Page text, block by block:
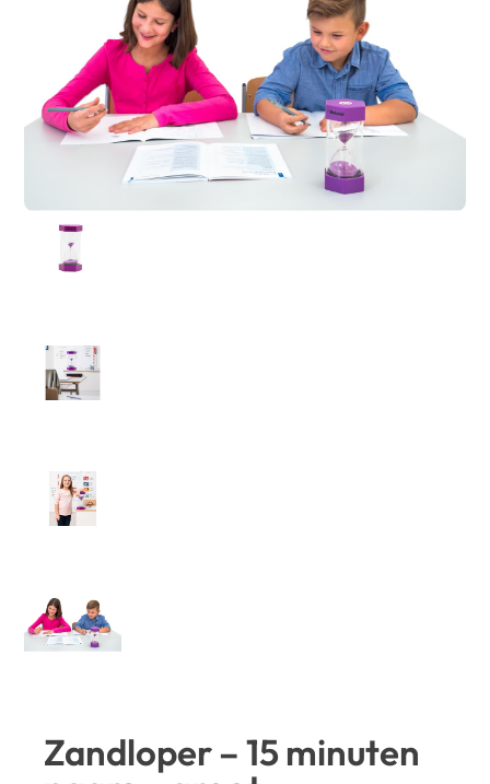
Zandloper – 15 minuten